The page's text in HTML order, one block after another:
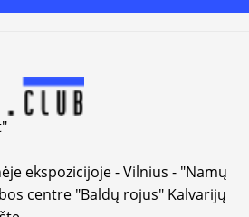
ekspozicijoje - Vilnius - "Namų
centre "Baldų rojus" Kalvarijų